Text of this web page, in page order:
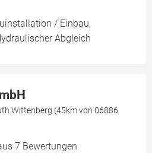
/ Einbau,
Abgleich
(45km von 06886
7 Bewertungen